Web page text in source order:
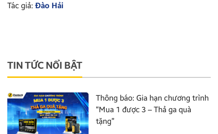
Tác giả: Đào Hải
TIN TỨC NỔI BẬT
Thông báo: Gia hạn chương trình
“Mua 1 được 3 – Thả ga quà
tặng”